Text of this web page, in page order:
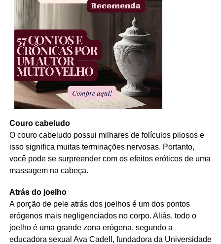
Couro cabeludo
O couro cabeludo possui milhares de folículos pilosos e
isso significa muitas terminações nervosas. Portanto,
você pode se surpreender com os efeitos eróticos de uma
massagem na cabeça.
Atrás do joelho
A porção de pele atrás dos joelhos é um dos pontos
erógenos mais negligenciados no corpo. Aliás, todo o
joelho é uma grande zona erógena, segundo a
educadora sexual Ava Cadell, fundadora da Universidade